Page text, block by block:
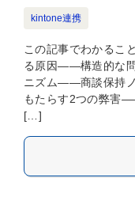
kintone連携
この記事でわかるこ
る原因——構造的な
ニズム——商談保持
もたらす2つの弊害
[…]